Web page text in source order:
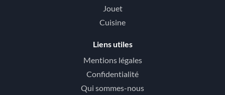
Jouet
Cuisine
Liens utiles
Mentions légales
Confidentialité
Qui sommes-nous